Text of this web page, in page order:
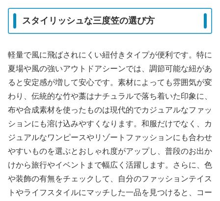
スタイリッシュな三度笠の選び方
軽量で風に飛ばされにくい紐付きタイプが便利です。特に
夏場や風の強いアウトドアシーンでは、調節可能な紐があ
ると安定感が増して安心です。素材によっても雰囲気が変
わり、伝統的な竹や藁はナチュラルで落ち着いた印象に、
布や合成素材を使ったものは現代的でカジュアルなファッ
ションにも溶け込みやすくなります。和服だけでなく、カ
ジュアルなワンピースやリゾートファッションにも合わせ
やすいものを選ぶとおしゃれ度がアップし、普段のお出か
けから旅行やイベントまで幅広く活躍します。さらに、色
や装飾の有無をチェックして、自分のファッションテイス
トやライフスタイルにマッチした一品を見つけると、コー